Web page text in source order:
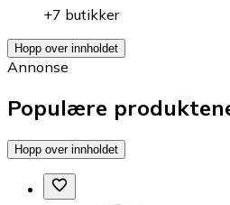
+7 butikker
Hopp over innholdet
Annonse
Populære
Hopp over innholdet